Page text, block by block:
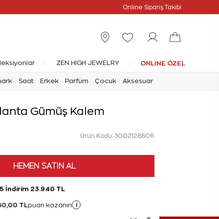
Online Sipariş Takibi
ZEN HIGH JEWELRY ONLINE ÖZEL
Saat Erkek Parfüm Çocuk Aksesuar
Gümüş Kalem
Ürün Kodu: 3002128806
HEMEN SATIN AL
İndirim 23.940 TL
TL puan kazanın i